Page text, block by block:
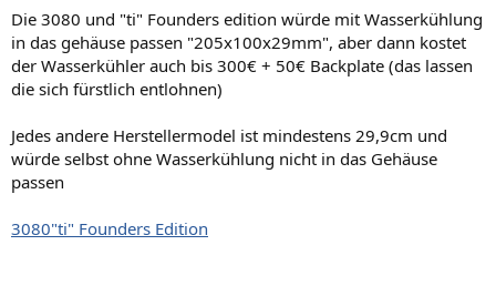
Die 3080 und "ti" Founders edition würde mit Wasserkühlung
in das gehäuse passen "205x100x29mm", aber dann kostet
der Wasserkühler auch bis 300€ + 50€ Backplate (das lassen
die sich fürstlich entlohnen)
Jedes andere Herstellermodel ist mindestens 29,9cm und
würde selbst ohne Wasserkühlung nicht in das Gehäuse
passen
3080"ti" Founders Edition